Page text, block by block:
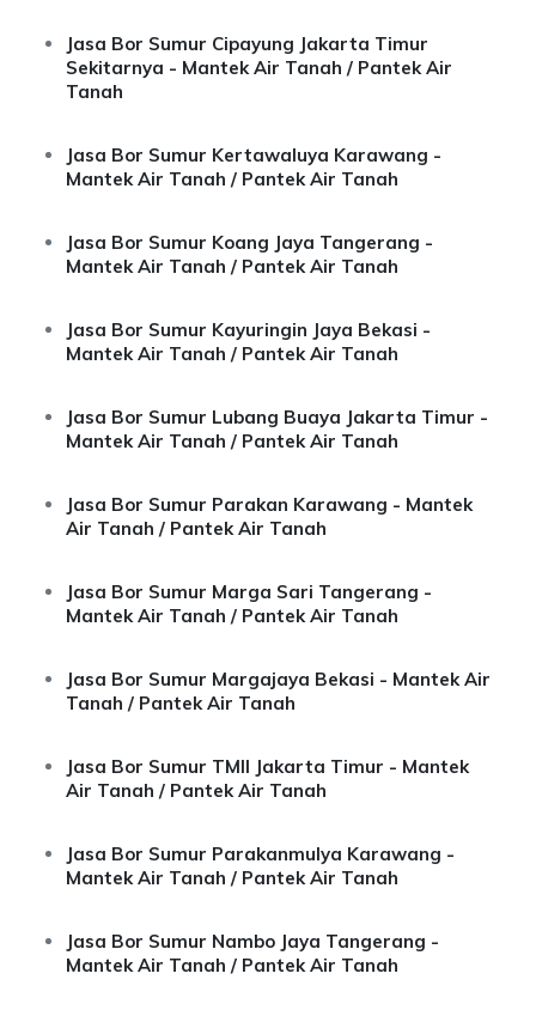
Jasa Bor Sumur Cipayung Jakarta Timur
Sekitarnya - Mantek Air Tanah / Pantek Air
Tanah
Jasa Bor Sumur Kertawaluya Karawang -
Mantek Air Tanah / Pantek Air Tanah
Jasa Bor Sumur Koang Jaya Tangerang -
Mantek Air Tanah / Pantek Air Tanah
Jasa Bor Sumur Kayuringin Jaya Bekasi -
Mantek Air Tanah / Pantek Air Tanah
Jasa Bor Sumur Lubang Buaya Jakarta Timur -
Mantek Air Tanah / Pantek Air Tanah
Jasa Bor Sumur Parakan Karawang - Mantek
Air Tanah / Pantek Air Tanah
Jasa Bor Sumur Marga Sari Tangerang -
Mantek Air Tanah / Pantek Air Tanah
Jasa Bor Sumur Margajaya Bekasi - Mantek Air
Tanah / Pantek Air Tanah
Jasa Bor Sumur TMII Jakarta Timur - Mantek
Air Tanah / Pantek Air Tanah
Jasa Bor Sumur Parakanmulya Karawang -
Mantek Air Tanah / Pantek Air Tanah
Jasa Bor Sumur Nambo Jaya Tangerang -
Mantek Air Tanah / Pantek Air Tanah